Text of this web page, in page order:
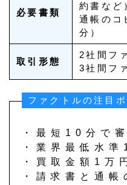
必要書類
約書など
通帳のコ
分）
取引形態
2社間フ
3社間フ
ファクトルの注目ポ
・最短10分で
・業界最低水
・買取金額1万
・請求書と通